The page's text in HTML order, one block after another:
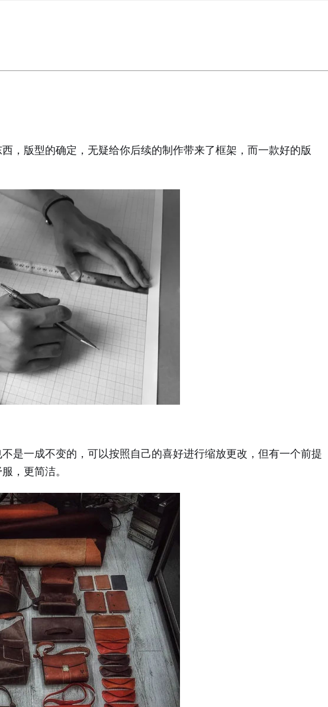
，版型的确定，无疑给你后续的制作带来了框架，而一款好的版
是一成不变的，可以按照自己的喜好进行缩放更改，但有一个前提
，更简洁。